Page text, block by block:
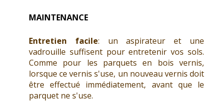
MAINTENANCE
Entretien facile: un aspirateur et une
vadrouille suffisent pour entretenir vos sols.
Comme pour les parquets en bois vernis,
lorsque ce vernis s'use, un nouveau vernis doit
être effectué immédiatement, avant que le
parquet ne s'use.